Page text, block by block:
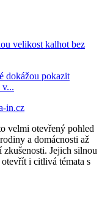
velikost kalhot bez
dokážou pokazit
in.cz
velmi otevřený pohled
a domácnosti až
zkušenosti. Jejich silnou
i citlivá témata s